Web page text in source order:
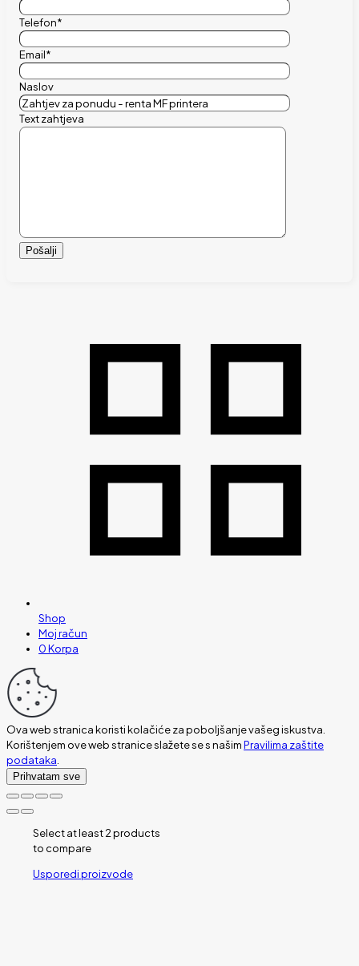
Telefon*
Email*
Naslov
Text zahtjeva
Shop
Moj račun
0Korpa
Ova web stranica koristi kolačiće za poboljšanje vašeg iskustva.
Korištenjem ove web stranice slažete se s našimPravilima zaštite
podataka.
Prihvatam sve
Select at least 2 products
to compare
Usporedi proizvode